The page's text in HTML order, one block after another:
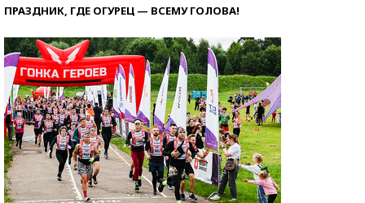
ПРАЗДНИК, ГДЕ ОГУРЕЦ — ВСЕМУ ГОЛОВА!